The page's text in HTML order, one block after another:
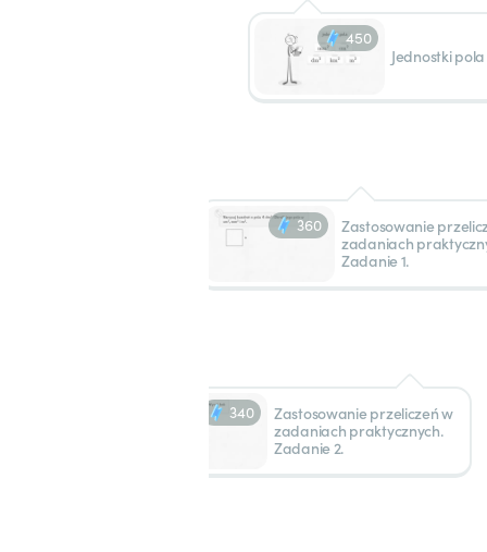
450
Jednostki
360
Zastosowanie
zadaniach
Zadanie 1.
340
Zastosowanie przeliczeń w
zadaniach praktycznych.
Zadanie 2.